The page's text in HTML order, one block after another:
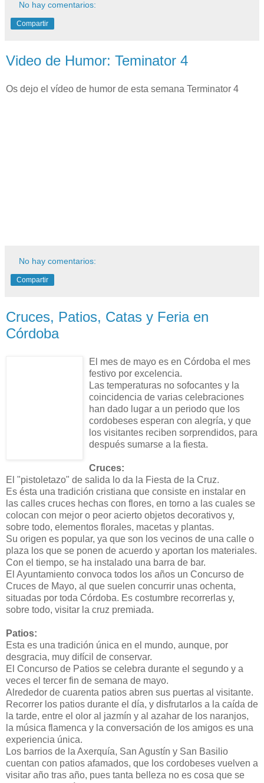
No hay comentarios:
Compartir
Video de Humor: Teminator 4
Os dejo el vídeo de humor de esta semana Terminator 4
No hay comentarios:
Compartir
Cruces, Patios, Catas y Feria en
Córdoba
El mes de mayo es en Córdoba el mes
festivo por excelencia.
Las temperaturas no sofocantes y la
coincidencia de varias celebraciones
han dado lugar a un periodo que los
cordobeses esperan con alegría, y que
los visitantes reciben sorprendidos, para
después sumarse a la fiesta.
Cruces:
El "pistoletazo" de salida lo da la Fiesta de la Cruz.
Es ésta una tradición cristiana que consiste en instalar en
las calles cruces hechas con flores, en torno a las cuales se
colocan con mejor o peor acierto objetos decorativos y,
sobre todo, elementos florales, macetas y plantas.
Su origen es popular, ya que son los vecinos de una calle o
plaza los que se ponen de acuerdo y aportan los materiales.
Con el tiempo, se ha instalado una barra de bar.
El Ayuntamiento convoca todos los años un Concurso de
Cruces de Mayo, al que suelen concurrir unas ochenta,
situadas por toda Córdoba. Es costumbre recorrerlas y,
sobre todo, visitar la cruz premiada.
Patios:
Esta es una tradición única en el mundo, aunque, por
desgracia, muy difícil de conservar.
El Concurso de Patios se celebra durante el segundo y a
veces el tercer fin de semana de mayo.
Alrededor de cuarenta patios abren sus puertas al visitante.
Recorrer los patios durante el día, y disfrutarlos a la caída de
la tarde, entre el olor al jazmín y al azahar de los naranjos,
la música flamenca y la conversación de los amigos es una
experiencia única.
Los barrios de la Axerquía, San Agustín y San Basilio
cuentan con patios afamados, que los cordobeses vuelven a
visitar año tras año, pues tanta belleza no es cosa que se